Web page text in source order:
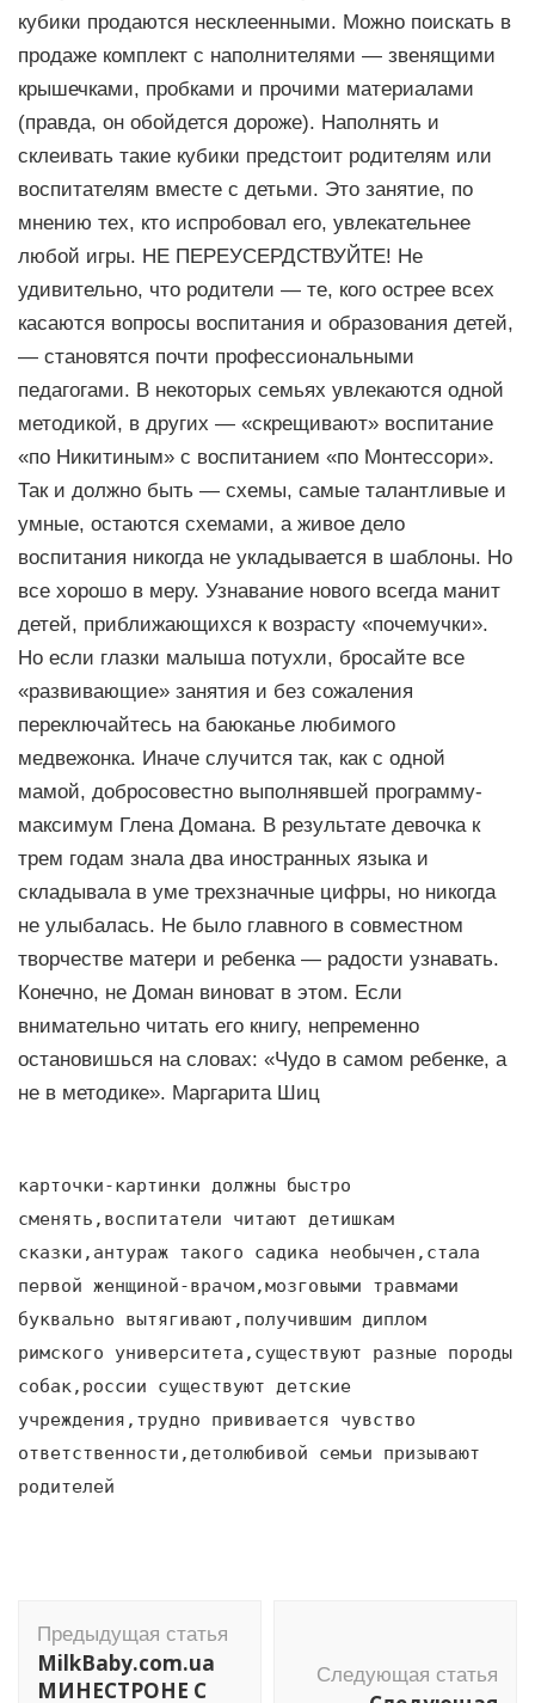
карточки-картинки должны быстро
сменять,воспитатели читают детишкам
сказки,антураж такого садика необычен,стала
первой женщиной-врачом,мозговыми травмами
буквально вытягивают,получившим диплом
римского университета,существуют разные породы
собак,россии существуют детские
учреждения,трудно прививается чувство
ответственности,детолюбивой семьи призывают
родителей
по
записям
Предыдущая статья
MilkBaby.com.ua
МИНЕСТРОНЕ С
Следующая статья